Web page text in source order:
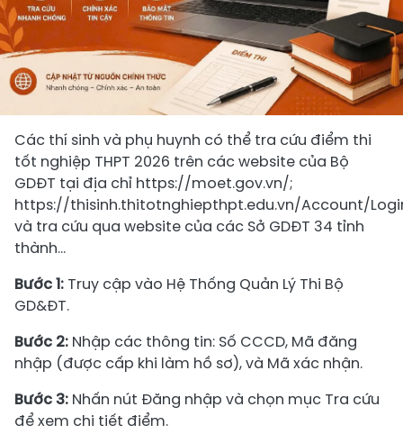
Các thí sinh và phụ huynh có thể tra cứu điểm thi
tốt nghiệp THPT 2026 trên các website của Bộ
GDĐT tại địa chỉ https://moet.gov.vn/;
https://thisinh.thitotnghiepthpt.edu.vn/Account/
và tra cứu qua website của các Sở GDĐT 34 tỉnh
thành...
Bước 1: Truy cập vào Hệ Thống Quản Lý Thi Bộ
GD&ĐT.
Bước 2: Nhập các thông tin: Số CCCD, Mã đăng
nhập (được cấp khi làm hồ sơ), và Mã xác nhận.
Bước 3: Nhấn nút Đăng nhập và chọn mục Tra cứu
để xem chi tiết điểm.